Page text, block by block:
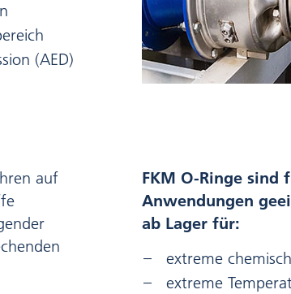
(AED)
auf
FKM O-Ringe sind
Anwendungen
ab Lager für:
extreme
extreme